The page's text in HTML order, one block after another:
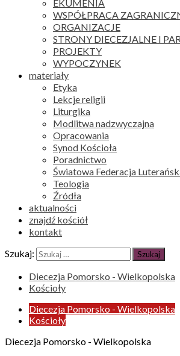
EKUMENIA
WSPÓŁPRACA
ORGANIZACJE
STRONY DIECEZJALNE I
PROJEKTY
WYPOCZYNEK
materiały
Etyka
Lekcje religii
Liturgika
Modlitwa nadzwyczajna
Opracowania
Synod Kościoła
Poradnictwo
Światowa Federacja
Teologia
Źródła
aktualności
znajdź kościół
kontakt
Szukaj:
Diecezja Pomorsko - Wielkopolska
Kościoły
Diecezja Pomorsko - Wielkopolska
Kościoły
Diecezja Pomorsko - Wielkopolska